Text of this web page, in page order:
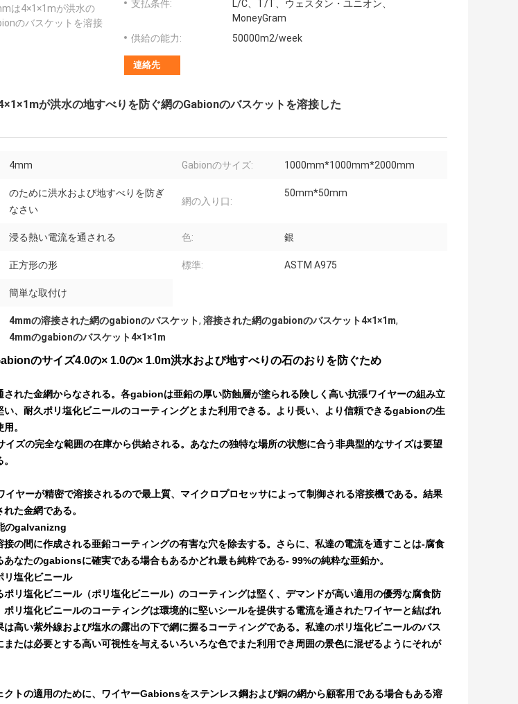
は4×1×1mが洪水の
のバスケットを溶接
支払条件:
L/C、T/T、ウェスタン・ユニオン、
MoneyGram
供給の能力:
50000m2/week
連絡先
が洪水の地すべりを防ぐ網のGabionのバスケットを溶接した
4mm Gabionのサイズ: 1000mm*1000mm*2000mm
のために洪水および地すべりを防ぎ
なさい
網の入り口:
50mm*50mm
浸る熱い電流を通される 色: 銀
正方形の形 標準: ASTM A975
簡単な取付け
4mmの溶接された網のgabionのバスケット, 溶接された網のgabionのバスケット4×1×1m,
4mmのgabionのバスケット4×1×1m
のサイズ4.0の× 1.0の× 1.0m洪水および地すべりの石のおりを防ぐため
された金網からなされる。各gabionは亜鉛の厚い防蝕層が塗られる険しく高い抗張ワイヤーの組み立
い、耐久ポリ塩化ビニールのコーティングとまた利用できる。より長い、より信頼できるgabionの生
。
ズの完全な範囲の在庫から供給される。あなたの独特な場所の状態に合う非典型的なサイズは要望
ヤーが精密で溶接されるので最上質、マイクロプロセッサによって制御される溶接機である。結果
た金網である。
のgalvanizng
接の間に作成される亜鉛コーティングの有害な穴を除去する。さらに、私達の電流を通すことは-腐食
あなたのgabionsに確実である場合もあるかどれ最も純粋である- 99%の純粋な亜鉛か。
リ塩化ビニール
リ塩化ビニール（ポリ塩化ビニール）のコーティングは堅く、デマンドが高い適用の優秀な腐食防
リ塩化ビニールのコーティングは環境的に堅いシールを提供する電流を通されたワイヤーと結ばれ
は高い紫外線および塩水の露出の下で網に握るコーティングである。私達のポリ塩化ビニールのバス
たは必要とする高い可視性を与えるいろいろな色でまた利用でき周囲の景色に混ぜるようにそれが
クトの適用のために、ワイヤーGabionsをステンレス鋼および銅の網から顧客用である場合もある溶